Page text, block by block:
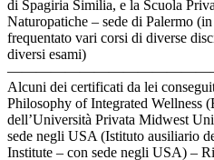
di Spagiria Similia, e la Scuola
Naturopatiche – sede di Palermo
frequentato vari corsi di diverse
diversi esami)
Alcuni dei certificati da lei
Philosophy of Integrated Wellness
dell’Università Privata Midwest
sede negli USA (Istituto ausiliario
Institute – con sede negli USA) –